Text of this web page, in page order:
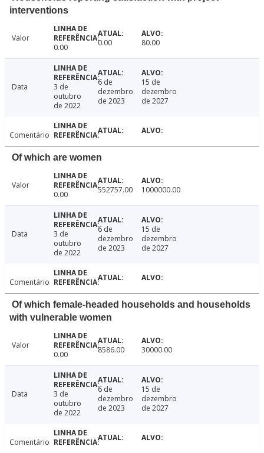
interventions
Valor
0.00
0.00 80.00
Data
3 de
outubro
de 2022
6 de
dezembro
de 2023
15 de
dezembro
de 2027
Comentário
Of which are women
Valor
0.00
552757.00 1000000.00
Data
3 de
outubro
de 2022
6 de
dezembro
de 2023
15 de
dezembro
de 2027
Comentário
Of which female-headed households and households
with vulnerable women
Valor
0.00
8586.00 30000.00
Data
3 de
outubro
de 2022
6 de
dezembro
de 2023
15 de
dezembro
de 2027
Comentário